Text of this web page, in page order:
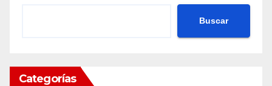
Buscar
Categorías